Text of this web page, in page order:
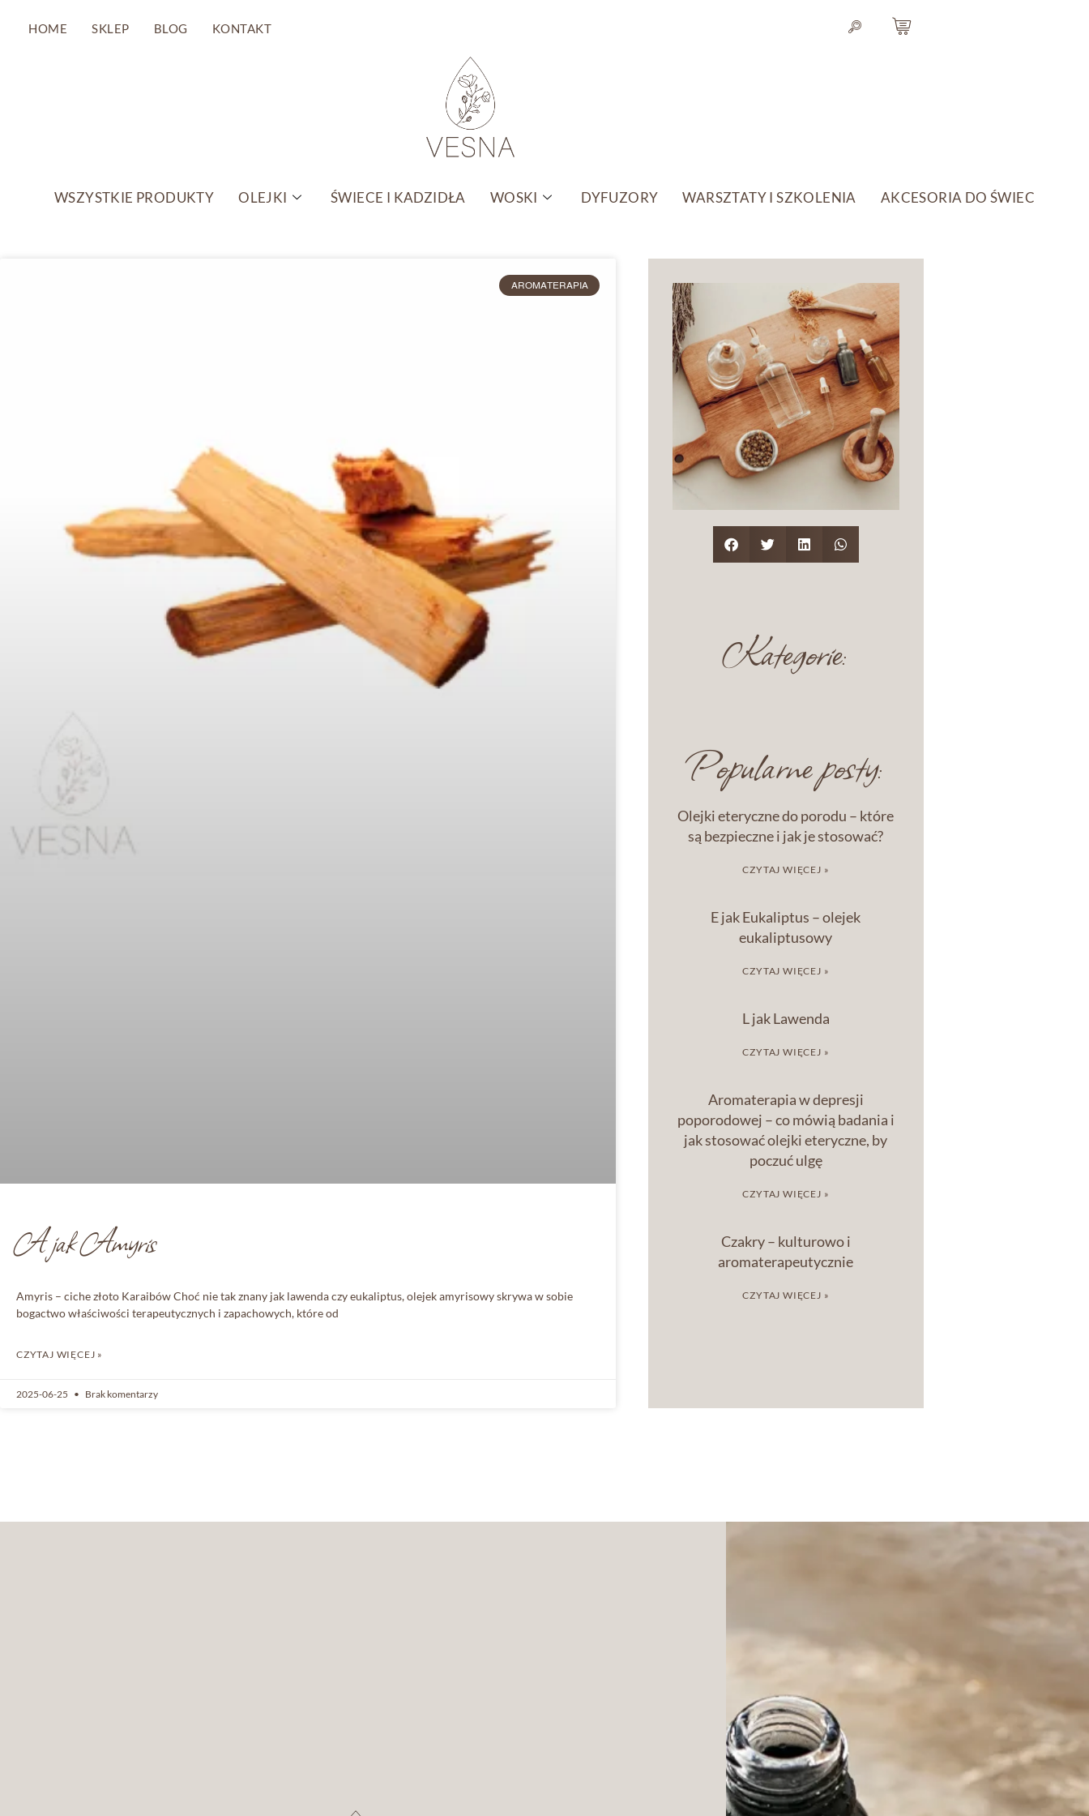
HOME SKLEP BLOG KONTAKT
WSZYSTKIE PRODUKTY OLEJKI ŚWIECE I KADZIDŁA WOSKI DYFUZORY WARSZTATY I SZKOLENIA AKCESORIA DO ŚWIEC
AROMATERAPIA
A jak Amyris
Amyris – ciche złoto Karaibów Choć nie tak znany jak lawenda czy eukaliptus, olejek amyrisowy skrywa w sobie
bogactwo właściwości terapeutycznych i zapachowych, które od
CZYTAJ WIĘCEJ »
2025-06-25 Brak komentarzy
Kategorie:
Popularne posty:
Olejki eteryczne do porodu – które
są bezpieczne i jak je stosować?
CZYTAJ WIĘCEJ »
E jak Eukaliptus – olejek
eukaliptusowy
CZYTAJ WIĘCEJ »
L jak Lawenda
CZYTAJ WIĘCEJ »
Aromaterapia w depresji
poporodowej – co mówią badania i
jak stosować olejki eteryczne, by
poczuć ulgę
CZYTAJ WIĘCEJ »
Czakry – kulturowo i
aromaterapeutycznie
CZYTAJ WIĘCEJ »